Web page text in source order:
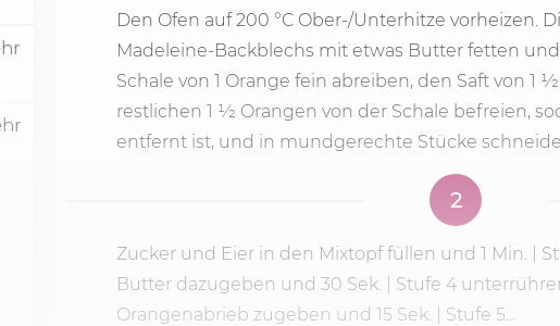
Den Ofen auf200 °C Ober-/Unterhitze vorheizen.
Madeleine-Backblechs mit etwas Butter fetten
Schale von 1 Orange fein abreiben, den Saft von 1
restlichen 1 1⁄2 Orangen von der Schale befreien,
entfernt ist, und in mundgerechte Stücke
2
Zucker und Eier in den Mixtopf füllen und 1 Min.
Butter dazugeben und 30 Sek. Stufe 4
Orangenabrieb zugeben und 15 Sek. | Stufe 5...